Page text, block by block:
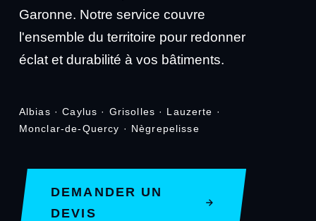
Garonne. Notre service couvre
l'ensemble du territoire pour redonner
éclat et durabilité à vos bâtiments.
Albias · Caylus · Grisolles · Lauzerte ·
Monclar-de-Quercy · Nègrepelisse
DEMANDER UN
DEVIS